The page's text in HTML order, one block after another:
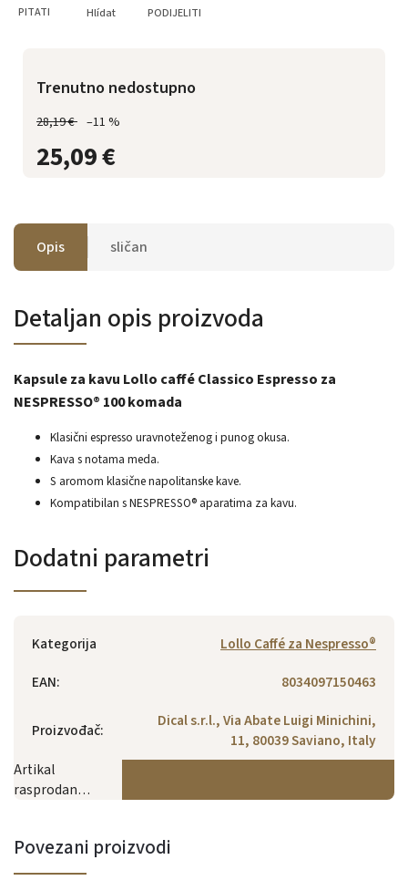
28,19 € –11 %
25,09 €
Trenutno nedostupno
PITATI Hlídat PODIJELITI
Opis sličan
Detaljan opis proizvoda
Kapsule za kavu Lollo caffé Classico Espresso za
NESPRESSO® 100 komada
Klasični espresso uravnoteženog i punog okusa.
Kava s notama meda.
S aromom klasične napolitanske kave.
Kompatibilan s NESPRESSO® aparatima za kavu.
Dodatni parametri
Kategorija
Lollo Caffé za Nespresso®
EAN: 8034097150463
Proizvođač:
Dical s.r.l., Via Abate Luigi Minichini,
11, 80039 Saviano, Italy
Artikal
rasprodan…
Povezani proizvodi